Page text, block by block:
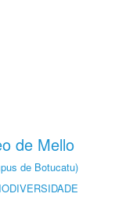
de Mello
de Botucatu)